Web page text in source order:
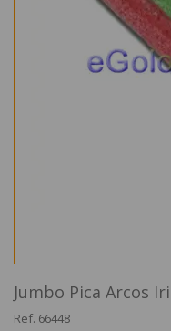
Jumbo Pica Arcos
Ref. 66448